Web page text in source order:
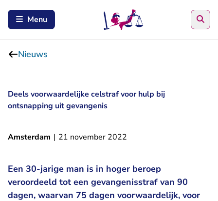
Menu
Nieuws
Deels voorwaardelijke celstraf voor hulp bij
ontsnapping uit gevangenis
Amsterdam | 21 november 2022
Een 30-jarige man is in hoger beroep
veroordeeld tot een gevangenisstraf van 90
dagen, waarvan 75 dagen voorwaardelijk, voor